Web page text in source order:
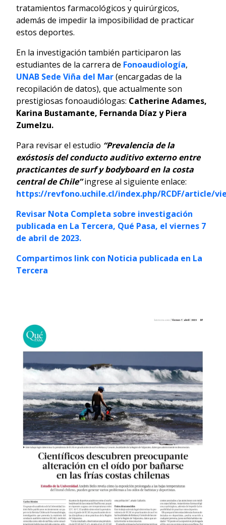
tratamientos farmacológicos y quirúrgicos,
además de impedir la imposibilidad de practicar
estos deportes.
En la investigación también participaron las
estudiantes de la carrera de Fonoaudiología,
UNAB Sede Viña del Mar(encargadas de la
recopilación de datos), que actualmente son
prestigiosas fonoaudiólogas: Catherine Adames,
Karina Bustamante, Fernanda Díaz y Piera
Zumelzu.
Para revisar el estudio “Prevalencia de la
exóstosis del conducto auditivo externo entre
practicantes de surf y bodyboard en la costa
central de Chile”ingrese al siguiente enlace:
https://revfono.uchile.cl/index.php/RCDF/article/
Revisar Nota Completa sobre investigación
publicada en La Tercera, Qué Pasa, el viernes 7
de abril de 2023.
Compartimos link con Noticia publicada en La
Tercera